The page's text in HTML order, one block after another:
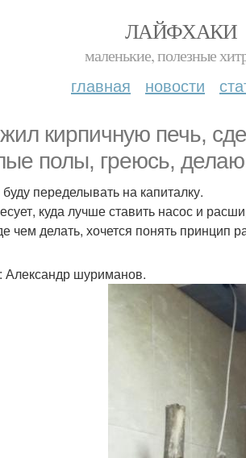
ЛАЙФХАКИ
маленькие, полезные
главная новости
кирпичную печь,
полы, греюсь,
переделывать на капиталку.
куда лучше ставить насос и
чем делать, хочется понять принцип
Александр шуриманов.